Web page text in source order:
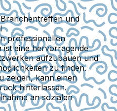
und
professionellen
ist eine hervorragende
aufzubauen und
zu finden.
zeigen, kann einen
hinterlassen.
an sozialen